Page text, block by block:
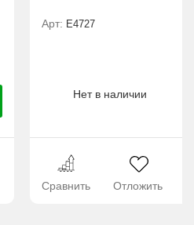
Арт: Е4727
Нет в наличии
Сравнить Отложить